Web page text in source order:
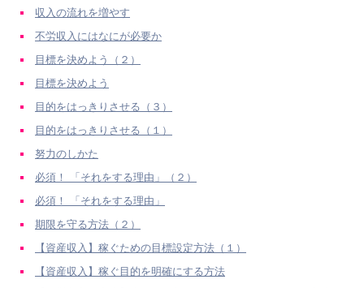
収入の流れを増やす
不労収入にはなにが必要か
目標を決めよう（２）
目標を決めよう
目的をはっきりさせる（３）
目的をはっきりさせる（１）
努力のしかた
必須！ 「それをする理由」（２）
必須！ 「それをする理由」
期限を守る方法（２）
【資産収入】稼ぐための目標設定方法（１）
【資産収入】稼ぐ目的を明確にする方法